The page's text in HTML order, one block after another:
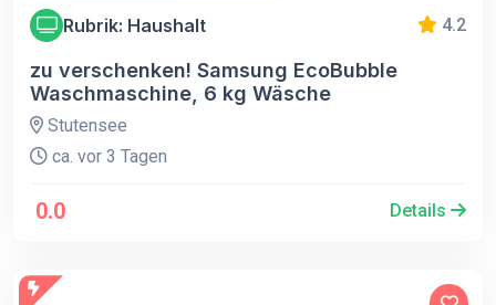
Rubrik: Haushalt 4.2
zu verschenken! Samsung EcoBubble
Waschmaschine, 6 kg Wäsche
Stutensee
ca. vor 3 Tagen
0.0 Details